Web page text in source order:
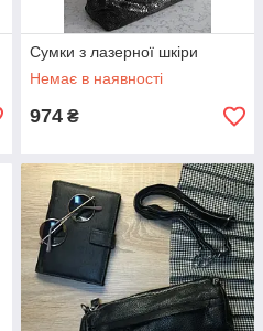
Сумки з лазерної шкіри
Немає в наявності
974 ₴